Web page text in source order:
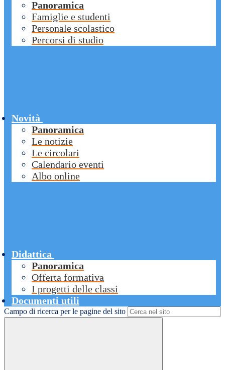
Panoramica
Famiglie e studenti
Personale scolastico
Percorsi di studio
Novità
Panoramica
Le notizie
Le circolari
Calendario eventi
Albo online
Didattica
Panoramica
Offerta formativa
I progetti delle classi
Documenti utili
Campo di ricerca per le pagine del sito